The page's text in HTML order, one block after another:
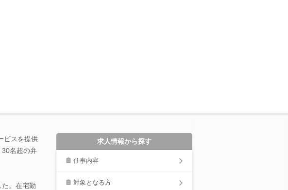
ビスを提供
30名超の弁
。在宅勤
求人情報から探す
仕事内容
対象となる方